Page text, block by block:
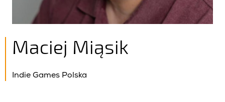
Maciej Miąsik
Indie Games Polska